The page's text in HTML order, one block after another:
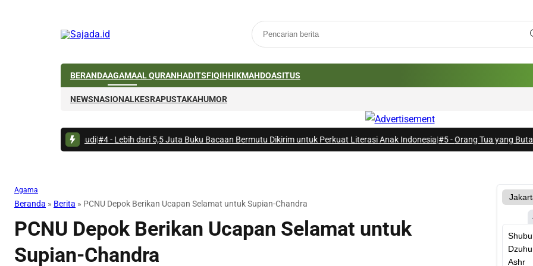
BERANDAAGAMAAL QURANHADITSFIQIHHIKMAHDOASITUS
NEWSNASIONALKESRAPUSTAKAHUMOR
#4 -Lebih dari 5,5 Juta Buku Bacaan Bermutu Dikirim untuk Perkuat Literasi Anak Indonesia|#5 -Orang Tua yang Buta dan
Agama
Beranda » Berita » PCNU Depok Berikan Ucapan Selamat untuk Supian-Chandra
PCNU Depok Berikan Ucapan Selamat untuk
Supian-Chandra